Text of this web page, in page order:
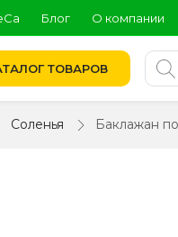
Блог О компании
ТОВАРОВ
Соленья Баклажан